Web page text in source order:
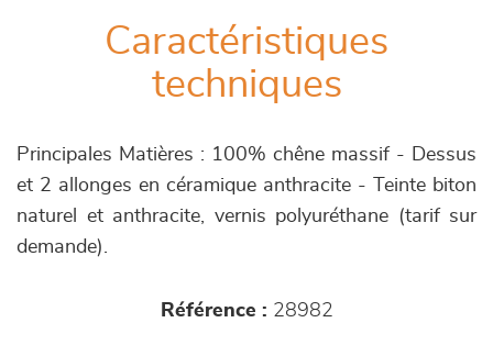
Caractéristiques
techniques
Principales Matières : 100% chêne massif - Dessus
et 2 allonges en céramique anthracite - Teinte biton
naturel et anthracite, vernis polyuréthane (tarif sur
demande).
Référence : 28982